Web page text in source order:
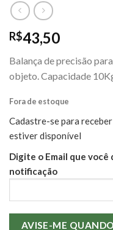
R$43,50
Balança de precisão
objeto. Capacidade
Fora de estoque
Cadastre-se para
estiver disponível
Digite o Email que você
notificação